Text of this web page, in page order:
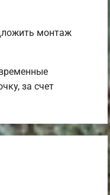
монтаж
за счет